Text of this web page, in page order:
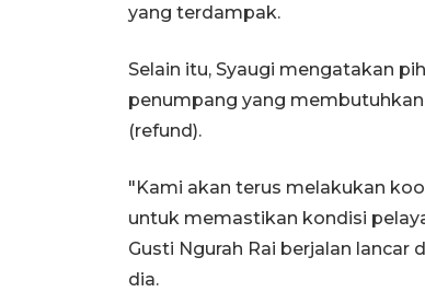
yang terdampak.
Selain itu, Syaugi mengatakan
penumpang yang
(refund).
"Kami akan terus melakukan
untuk memastikan kondisi
Gusti Ngurah Rai berjalan
dia.